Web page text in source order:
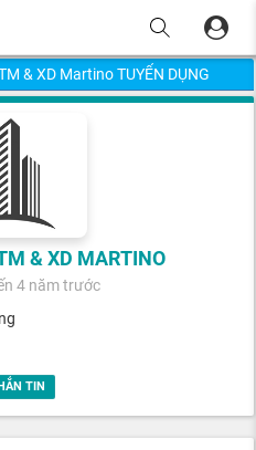
& XD Martino TUYỂN DỤNG
& XD MARTINO
4 năm trước
TIN